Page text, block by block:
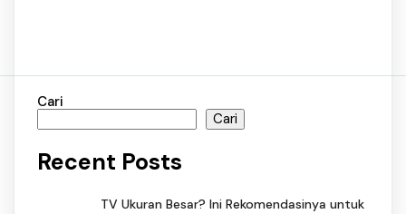
Cari
Cari
Recent Posts
TV Ukuran Besar? Ini Rekomendasinya untuk